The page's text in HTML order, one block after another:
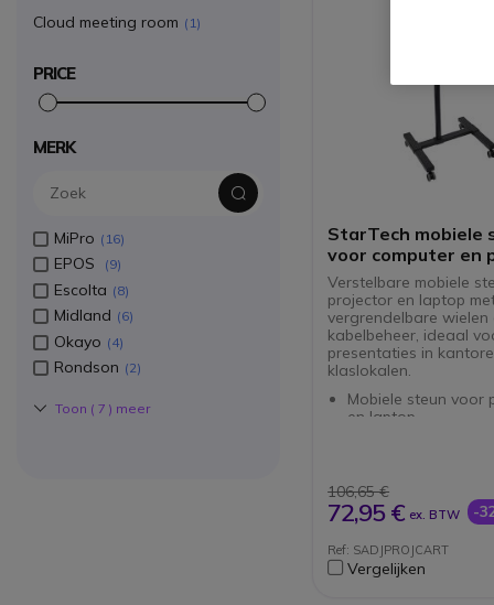
StarTech mobiele
voor computer en
Verstelbare mobiele
projector en laptop
vergrendelbare wielen
kabelbeheer, ideaal
presentaties in
klaslokalen.
Mobiele steun voor
en laptop
Onderste lade met
ventilatiegaten
Flexibele
gecombineerde
maximaal 20 kg
106,65 €
72,95 € ex. BTW -
Ref: SADJPROJCART
Vergelijken
Cloud meeting room 1
PRICE
MERK
MiPro 16
EPOS 9
Escolta 8
Midland 6
Okayo 4
Rondson 2
Toon ( 7 ) meer